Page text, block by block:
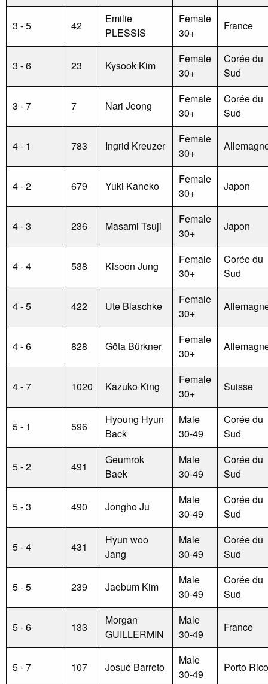
3 - 5 42
Emilie
PLESSIS
Female
30+
France
3 - 6 23 Kysook Kim
Female
30+
Corée du
Sud
3 - 7 7 Nari Jeong
Female
30+
Corée du
Sud
4 - 1 783 Ingrid Kreuzer
Female
30+
4 - 2 679 Yuki Kaneko
Female
30+
Japon
4 - 3 236 Masami Tsuji
Female
30+
Japon
4 - 4 538 Kisoon Jung
Female
30+
Corée du
Sud
4 - 5 422 Ute Blaschke
Female
30+
4 - 6 828 Göta Bürkner
Female
30+
4 - 7 1020 Kazuko King
Female
30+
Suisse
5 - 1 596
Hyoung Hyun
Back
Male
30-49
Corée du
Sud
5 - 2 491
Geumrok
Baek
Male
30-49
Corée du
Sud
5 - 3 490 Jongho Ju
Male
30-49
Corée du
Sud
5 - 4 431
Hyun woo
Jang
Male
30-49
Corée du
Sud
5 - 5 239 Jaebum Kim
Male
30-49
Corée du
Sud
5 - 6 133
Morgan
GUILLERMIN
Male
30-49
France
5 - 7 107 Josué Barreto
Male
30-49
Porto Rico